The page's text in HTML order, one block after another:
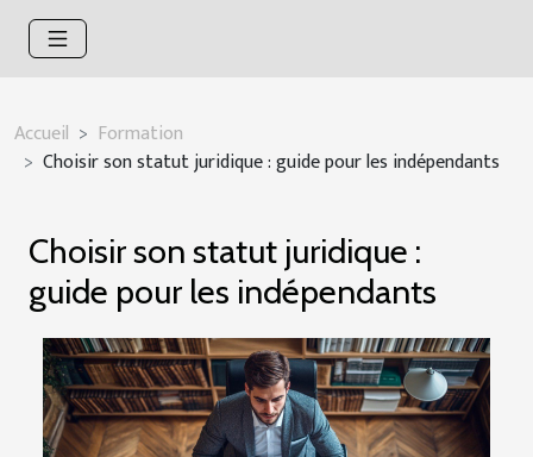
Accueil
Formation
Choisir son statut juridique : guide pour les indépendants
Choisir son statut juridique :
guide pour les indépendants